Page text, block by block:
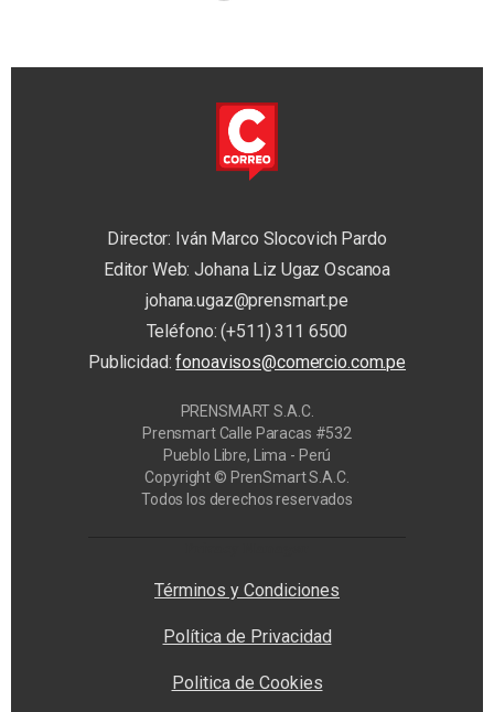
Director: Iván Marco Slocovich Pardo
Editor Web: Johana Liz Ugaz Oscanoa
johana.ugaz@prensmart.pe
Teléfono: (+511) 311 6500
Publicidad:fonoavisos@comercio.com.pe
PRENSMART S.A.C.
Prensmart Calle Paracas #532
Pueblo Libre, Lima - Perú
Copyright © PrenSmart S.A.C.
Todos los derechos reservados
Términos y Condiciones
Política de Privacidad
Politica de Cookies